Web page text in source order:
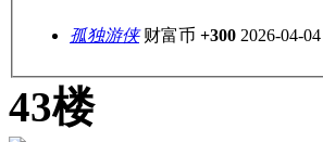
孤独游侠 财富币 +300 2026-04-
43楼